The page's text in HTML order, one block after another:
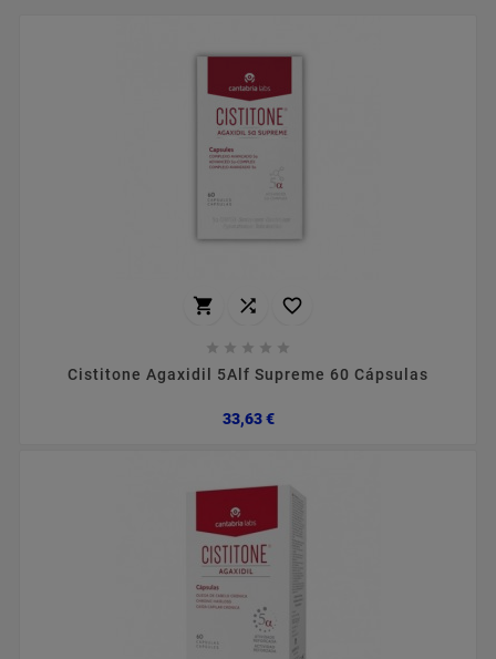
  
    
Cistitone Agaxidil 5Alf Supreme 60 Cápsulas
33,63 €Preço